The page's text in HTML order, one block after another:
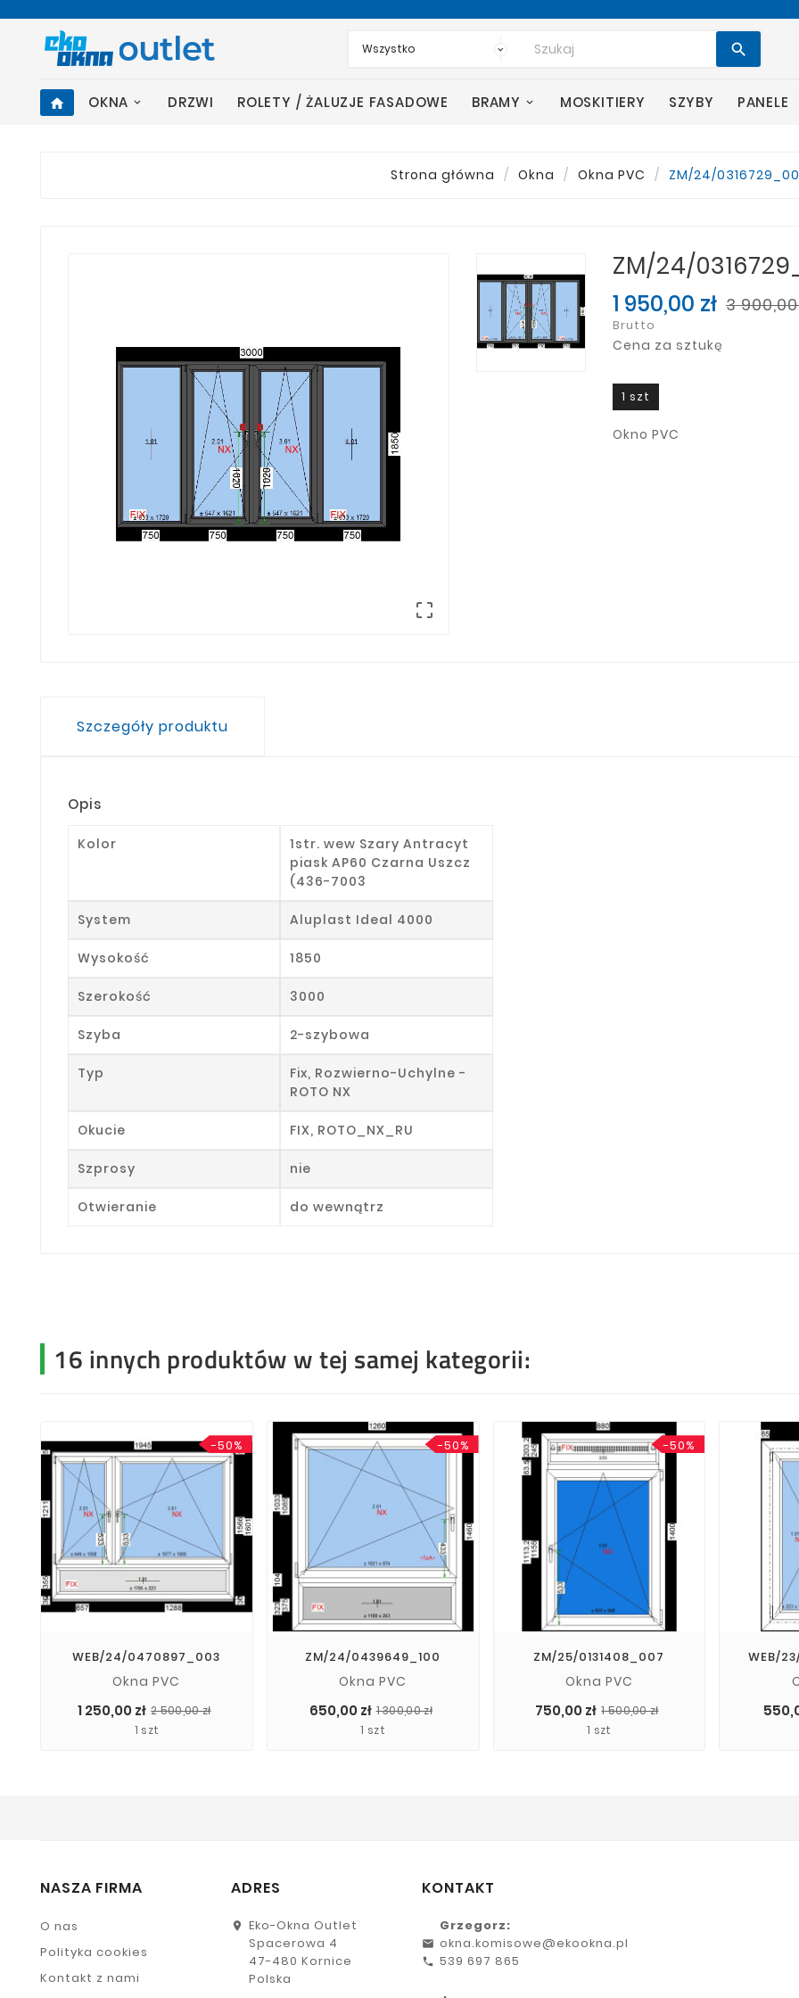

home OKNA DRZWI ROLETY / ŻALUZJE FASADOWE BRAMY MOSKITIERY SZYBY PANELE
Strona główna Okna Okna PVC ZM/24/

ZM/24/
1 950,00 zł 3 900,00
Brutto
Cena za sztukę
1 szt
Okno PVC
Szczegóły produktu
Opis
Kolor
1str. wew Szary Antracyt
piask AP60 Czarna Uszcz
(436-7003
System Aluplast Ideal 4000
Wysokość 1850
Szerokość 3000
Szyba 2-szybowa
Typ
Fix, Rozwierno-Uchylne -
ROTO NX
Okucie FIX, ROTO_NX_RU
Szprosy nie
Otwieranie do wewnątrz
16 innych produktów w tej samej kategorii:
-50%
WEB/24/0470897_003
Okna PVC
1 250,00 zł 2 500,00 zł
1 szt
-50%
ZM/24/0439649_100
Okna PVC
650,00 zł 1 300,00 zł
1 szt
-50%
ZM/25/0131408_007
Okna PVC
750,00 zł 1 500,00 zł
1 szt
WEB/
NASZA FIRMA
O nas
Polityka cookies
Kontakt z nami
ADRES
Eko-Okna Outlet
Spacerowa 4
47-480 Kornice
Polska
KONTAKT
Grzegorz:
okna.komisowe@ekookna.pl
539 697 865